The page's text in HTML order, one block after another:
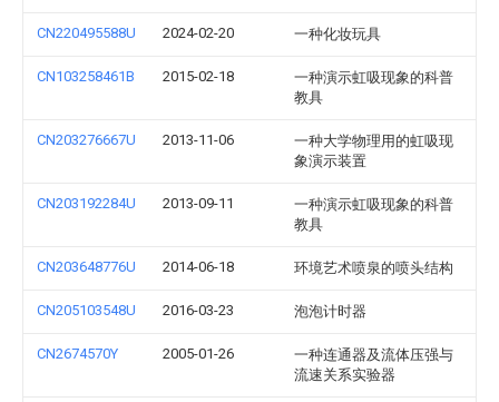
CN220495588U 2024-02-20 一种化妆玩具
CN103258461B 2015-02-18
一种演示虹吸现象的科普
教具
CN203276667U 2013-11-06
一种大学物理用的虹吸现
象演示装置
CN203192284U 2013-09-11
一种演示虹吸现象的科普
教具
CN203648776U 2014-06-18 环境艺术喷泉的喷头结构
CN205103548U 2016-03-23 泡泡计时器
CN2674570Y 2005-01-26
一种连通器及流体压强与
流速关系实验器